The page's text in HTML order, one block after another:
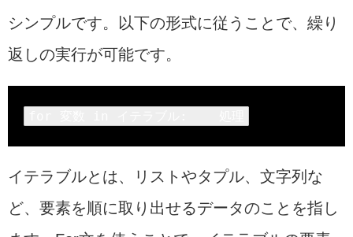
シンプルです。以下の形式に従うことで、繰り
返しの実行が可能です。
イテラブルとは、リストやタプル、文字列な
ど、要素を順に取り出せるデータのことを指し